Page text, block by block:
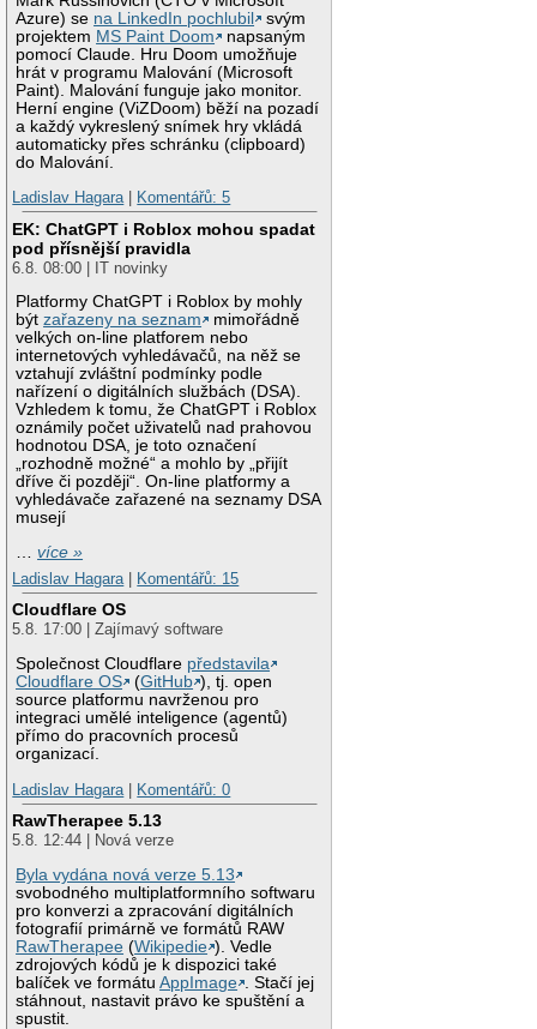
Azure) se na LinkedIn pochlubil
svým
projektem MS Paint Doom
napsaným
pomocí Claude. Hru Doom umožňuje
hrát v programu Malování (Microsoft
Paint). Malování funguje jako monitor.
Herní engine (ViZDoom) běží na pozadí
a každý vykreslený snímek hry vkládá
automaticky přes schránku (clipboard)
do Malování.
Ladislav Hagara| Komentářů: 5
EK: ChatGPT i Roblox mohou spadat
pod přísnější pravidla
6.8. 08:00 | IT novinky
Platformy ChatGPT i Roblox by mohly
býtzařazeny na seznam
mimořádně
velkých on-line platforem nebo
internetových vyhledávačů, na něž se
vztahují zvláštní podmínky podle
nařízení o digitálních službách (DSA).
Vzhledem k tomu, že ChatGPT i Roblox
oznámily počet uživatelů nad prahovou
hodnotou DSA, je toto označení
„rozhodně možné“ a mohlo by „přijít
dříve či později“. On-line platformy a
vyhledávače zařazené na seznamy DSA
musejí
…více »
Ladislav Hagara | Komentářů: 15
Cloudflare OS
5.8. 17:00 | Zajímavý software
Společnost Cloudflare představila
Cloudflare OS
(GitHub ), tj. open
source platformu navrženou pro
integraci umělé inteligence (agentů)
přímo do pracovních procesů
organizací.
Ladislav Hagara | Komentářů: 0
RawTherapee 5.13
5.8. 12:44 | Nová verze
Byla vydána nová verze 5.13
svobodného multiplatformního softwaru
pro konverzi a zpracování digitálních
fotografií primárně ve formátů RAW
RawTherapee (Wikipedie ). Vedle
zdrojových kódů je k dispozici také
balíček ve formátuAppImage
. Stačí jej
stáhnout, nastavit právo ke spuštění a
spustit.